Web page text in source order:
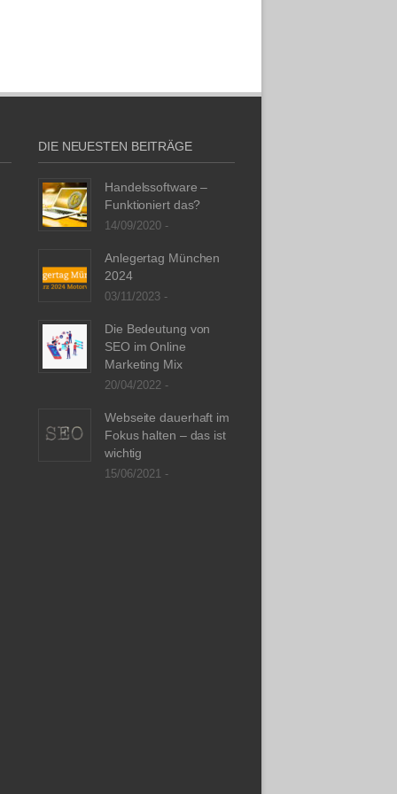
DIE NEUESTEN BEITRÄGE
Handelssoftware –
Funktioniert das?
14/09/2020 -
Anlegertag München
2024
03/11/2023 -
Die Bedeutung von
SEO im Online
Marketing Mix
20/04/2022 -
Webseite dauerhaft im
Fokus halten – das ist
wichtig
15/06/2021 -